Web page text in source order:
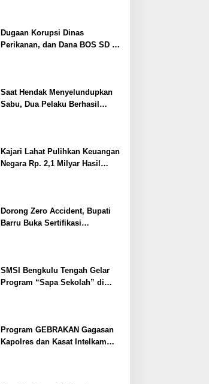
Dugaan Korupsi Dinas
Perikanan, dan Dana BOS SD –
Saat Hendak Menyelundupkan
Sabu, Dua Pelaku Berhasil
Kajari Lahat Pulihkan Keuangan
Negara Rp. 2,1 Milyar Hasil
Dorong Zero Accident, Bupati
Barru Buka Sertifikasi
SMSI Bengkulu Tengah Gelar
Program “Sapa Sekolah” di
Program GEBRAKAN Gagasan
Kapolres dan Kasat Intelkam